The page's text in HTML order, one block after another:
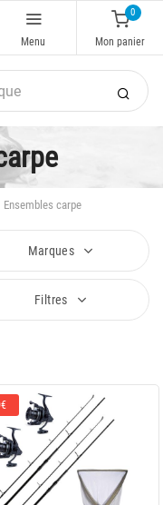
Menu
0
Mon panier
Ensembles carpe
Marques
Filtres